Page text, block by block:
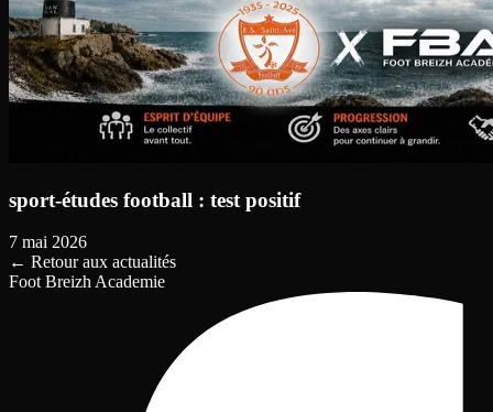
sport-études football : test positif
7 mai 2026
← Retour aux actualités
Foot Breizh Academie